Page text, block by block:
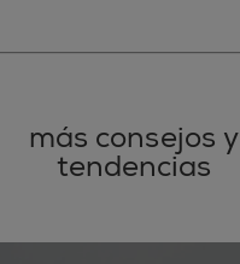
más consejos y
tendencias